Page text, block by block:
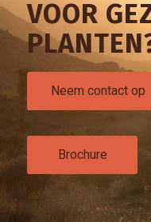
VOOR
Neem contact op
Brochure